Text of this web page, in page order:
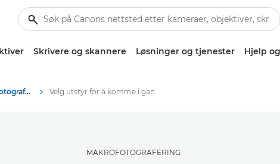
Skrivere og skannere Løsninger og tjenester Hjelp
Tips og teknikker for fotografering og utskrift Velg utstyr for å komme i gang med makrofotografering
MAKROFOTOGRAFERING